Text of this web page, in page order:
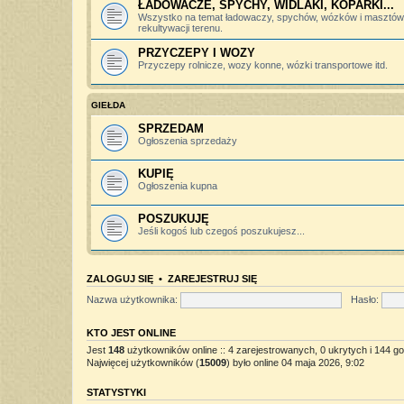
ŁADOWACZE, SPYCHY, WIDLAKI, KOPARKI...
Wszystko na temat ładowaczy, spychów, wózków i
rekultywacji terenu.
PRZYCZEPY I WOZY
Przyczepy rolnicze, wozy konne, wózki transportowe itd.
GIEŁDA
SPRZEDAM
Ogłoszenia sprzedaży
KUPIĘ
Ogłoszenia kupna
POSZUKUJĘ
Jeśli kogoś lub czegoś poszukujesz...
ZALOGUJ SIĘ • ZAREJESTRUJ SIĘ
Nazwa użytkownika:
Hasło:
KTO JEST ONLINE
Jest 148 użytkowników online :: 4 zarejestrowanych, 0 ukrytych i 144
Najwięcej użytkowników (15009) było online 04 maja 2026, 9:02
STATYSTYKI